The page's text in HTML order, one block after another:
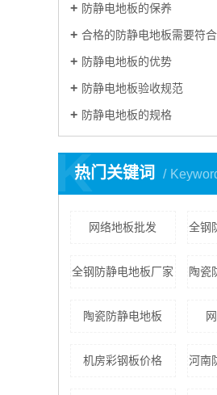
防静电地板的保养
合格的防静电地板需要符
防静电地板的优势
防静电地板验收规范
防静电地板的规格
热门关键词
K
网络地板批发 全钢
全钢防静电地板厂家 陶瓷
陶瓷防静电地板
机房彩钢板价格 河南